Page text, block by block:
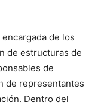
de los
de estructuras de
de
de representantes
Dentro del